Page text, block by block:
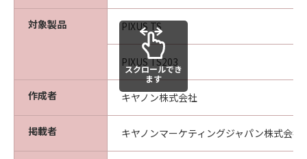
対象製品 PIXUS TS
PIXUS TS203
作成者 キヤノン株式会社
掲載者 キヤノンマーケティングジャパン株式会社
スクロールでき
ます